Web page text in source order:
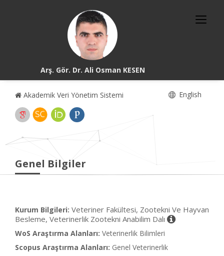
Arş. Gör. Dr. Ali Osman KESEN
Akademik Veri Yönetim Sistemi English
Genel Bilgiler
Kurum Bilgileri: Veteriner Fakültesi, Zootekni Ve Hayvan
Besleme, Veterinerlik Zootekni Anabilim Dalı
WoS Araştırma Alanları: Veterinerlik Bilimleri
Scopus Araştırma Alanları: Genel Veterinerlik